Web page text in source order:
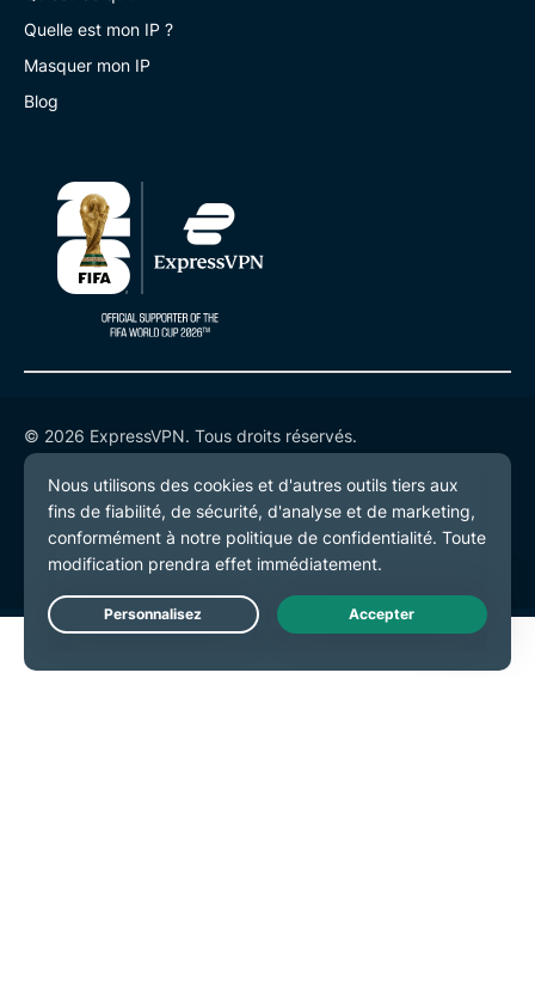
Quelle est mon IP ?
Masquer mon IP
Blog
© 2026 ExpressVPN. Tous droits réservés.
Politique de confidentialité
Conditions de service
Préférences de cookies
Live Chat